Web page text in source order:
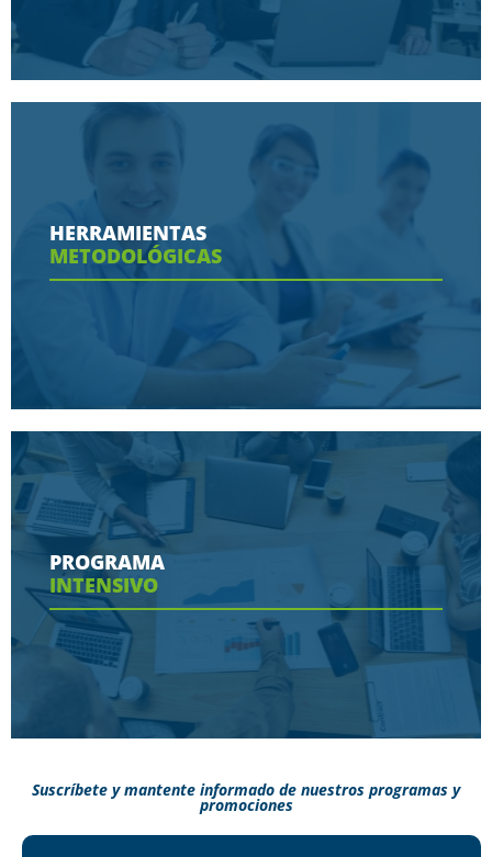
Conoce aquí las razones porque nos eligen
Ver más
HERRAMIENTAS
METODOLÓGICAS
Conoce aquí las herramientas con las que
contaras en tu programa
Ver más
PROGRAMA
INTENSIVO
Suscríbete y mantente informado de nuestros programas y
promociones